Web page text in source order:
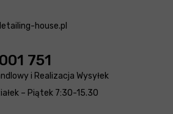
house.pl
751
i Realizacja Wysyłek
– Piątek 7:30-15.30